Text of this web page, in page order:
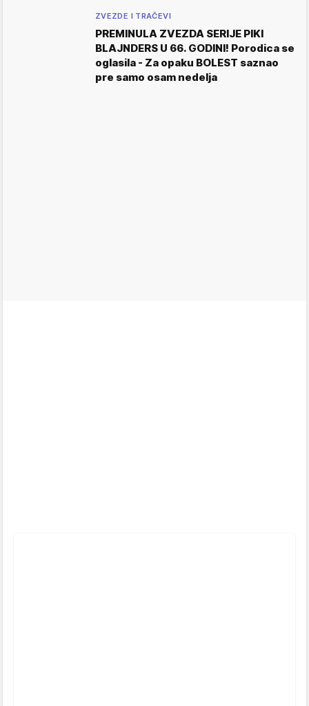
ZVEZDE I TRAČEVI
PREMINULA ZVEZDA SERIJE PIKI
BLAJNDERS U 66. GODINI! Porodica se
oglasila - Za opaku BOLEST saznao
pre samo osam nedelja